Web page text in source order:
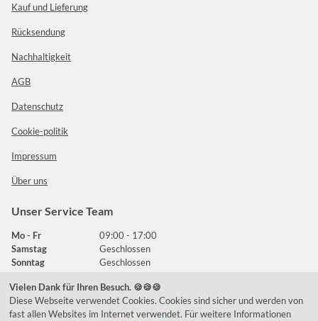
Kauf und Lieferung
Rücksendung
Nachhaltigkeit
AGB
Datenschutz
Cookie-politik
Impressum
Über uns
Unser Service Team
Mo - Fr
09:00 - 17:00
Samstag
Geschlossen
Sonntag
Geschlossen
Häufig gestellte Fragen
Vielen Dank für Ihren Besuch. 🍪🍪🍪
Diese Webseite verwendet Cookies. Cookies sind sicher und werden von
fast allen Websites im Internet verwendet. Für weitere Informationen